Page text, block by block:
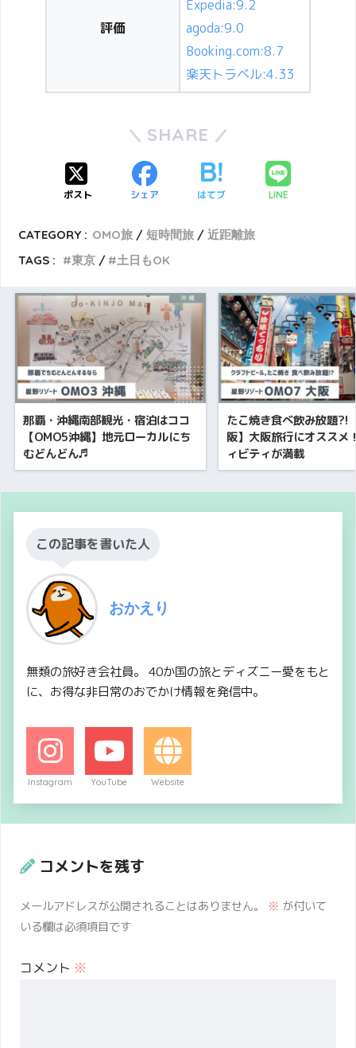
評価
Expedia:9.2
agoda:9.0
Booking.com:8.7
楽天トラベル:4.33
SHARE
ポスト シェア はてブ LINE
CATEGORY : OMO旅 短時間旅
近距離旅
TAGS :
東京 土日もOK
那覇・沖縄南部観光・宿泊はココ
【OMO5沖縄】地元ローカルにち
むどんどん♬
たこ焼き食べ飲み放題?!
阪】大阪旅行にオススメ
ィビティが満載
この記事を書いた人
おかえり
無類の旅好き会社員。 40か国の旅とディズニー愛をもと
に、お得な非日常のおでかけ情報を発信中。
Instagram YouTube Website
コメントを残す
メールアドレスが公開されることはありません。 ※ が付いて
いる欄は必須項目です
コメント ※